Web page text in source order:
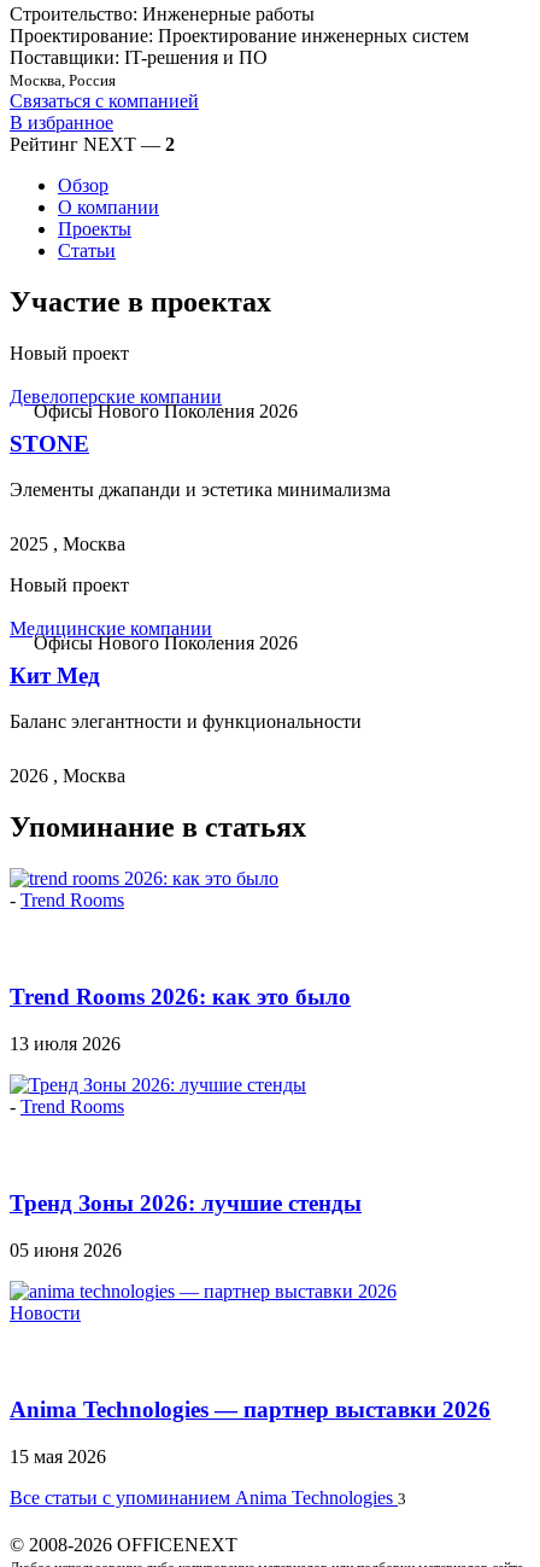
Строительство: Инженерные работы
Проектирование: Проектирование инженерных систем
Поставщики: IT-решения и ПО
Москва, Россия
Связаться с компанией
В избранное
Рейтинг NEXT — 2
Обзор
О компании
Проекты
Статьи
Участие в проектах
Новый проект
Офисы Нового Поколения 2026
Девелоперские компании
STONE
Элементы джапанди и эстетика минимализма
2025 , Москва
Новый проект
Офисы Нового Поколения 2026
Медицинские компании
Кит Мед
Баланс элегантности и функциональности
2026 , Москва
Упоминание в статьях
- Trend Rooms
Trend Rooms 2026: как это было
13 июля 2026
- Trend Rooms
Тренд Зоны 2026: лучшие стенды
05 июня 2026
Новости
Anima Technologies — партнер выставки 2026
15 мая 2026
Все статьи с упоминанием Anima Technologies 3
© 2008-2026 OFFICENEXT